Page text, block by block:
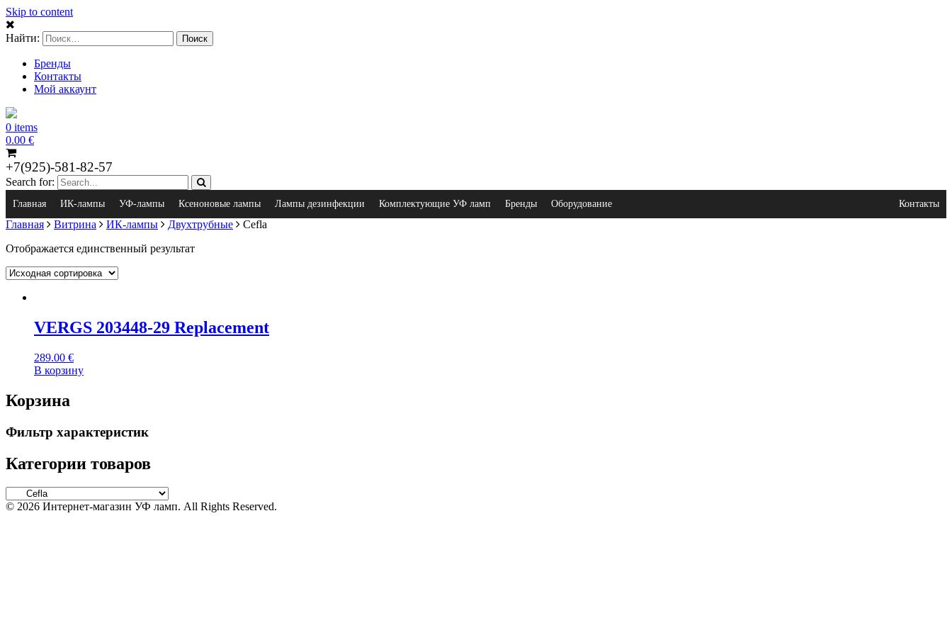
Skip to content
Найти:
Бренды
Контакты
Мой аккаунт
0 items
0.00 €
+7(925)-581-82-57
Search for:
Главная ИК-лампы УФ-лампы Ксеноновые лампы Лампы дезинфекции Комплектующие УФ ламп Бренды Оборудование Контакты
Главная Витрина ИК-лампы Двухтрубные
Cefla
Отображается единственный результат
VERGS 203448-29 Replacement
289.00 €
В корзину
Корзина
Фильтр характеристик
Категории товаров
© 2026 Интернет-магазин УФ ламп. All Rights Reserved.